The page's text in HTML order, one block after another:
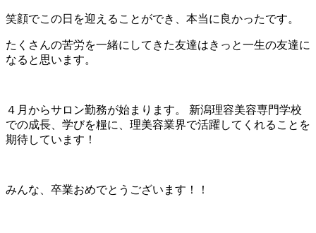
笑顔でこの日を迎えることができ、本当に良かったです。
たくさんの苦労を一緒にしてきた友達はきっと一生の友達に
なると思います。
４月からサロン勤務が始まります。 新潟理容美容専門学校
での成長、学びを糧に、理美容業界で活躍してくれることを
期待しています！
みんな、卒業おめでとうございます！！